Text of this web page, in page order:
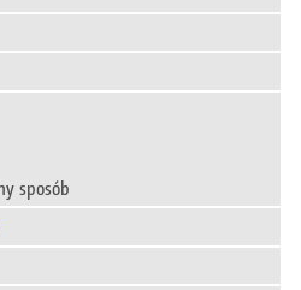
sposób